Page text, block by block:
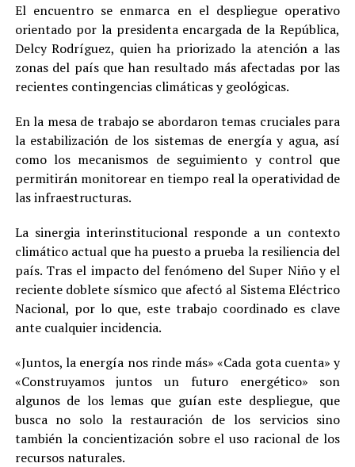
El encuentro se enmarca en el despliegue operativo
orientado por la presidenta encargada de la República,
Delcy Rodríguez, quien ha priorizado la atención a las
zonas del país que han resultado más afectadas por las
recientes contingencias climáticas y geológicas.
En la mesa de trabajo se abordaron temas cruciales para
la estabilización de los sistemas de energía y agua, así
como los mecanismos de seguimiento y control que
permitirán monitorear en tiempo real la operatividad de
las infraestructuras.
La sinergia interinstitucional responde a un contexto
climático actual que ha puesto a prueba la resiliencia del
país. Tras el impacto del fenómeno del Super Niño y el
reciente doblete sísmico que afectó al Sistema Eléctrico
Nacional, por lo que, este trabajo coordinado es clave
ante cualquier incidencia.
«Juntos, la energía nos rinde más» «Cada gota cuenta» y
«Construyamos juntos un futuro energético» son
algunos de los lemas que guían este despliegue, que
busca no solo la restauración de los servicios sino
también la concientización sobre el uso racional de los
recursos naturales.